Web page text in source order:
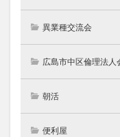
異業種交流会
広島市中区倫理法人
朝活
便利屋